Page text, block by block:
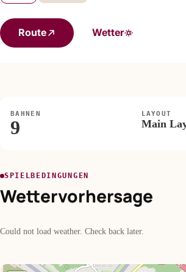
Route Wetter
BAHNEN
9
LAYOUT
Main
SPIELBEDINGUNGEN
Wettervorhersage
Could not load weather. Check back later.